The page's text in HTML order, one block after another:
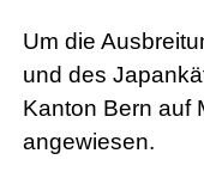
Um die
und des
Kanton Bern auf
angewiesen.